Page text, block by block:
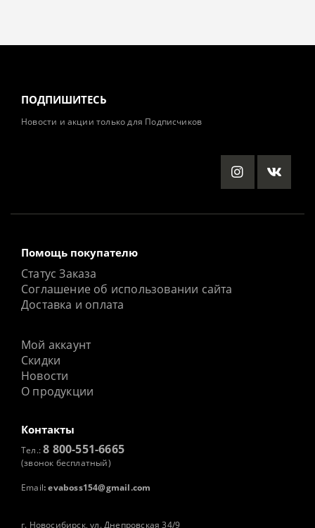
ПОДПИШИТЕСЬ
Новости и акции только для Подписчиков
Помощь покупателю
Статус Заказа
Соглашение об использовании сайта
Доставка и оплата
Мой аккаунт
Скидки
Новости
О продукции
Контакты
Тел.:8 800-551-6665
(звонок бесплатный)
Email: evaboss154@gmail.com
г. Новосибирск, ул. Днепровская 34/9